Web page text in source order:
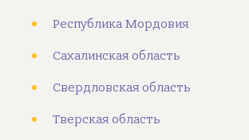
Республика Мордовия
Сахалинская область
Свердловская область
Тверская область